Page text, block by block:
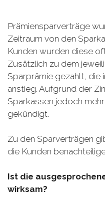
Prämiensparverträge
Zeitraum von den
Kunden wurden diese
Zusätzlich zu dem
Sparprämie gezahlt, die
anstieg. Aufgrund der
Sparkassen jedoch
gekündigt.
Zu den Sparverträgen
die Kunden
Ist die
wirksam?